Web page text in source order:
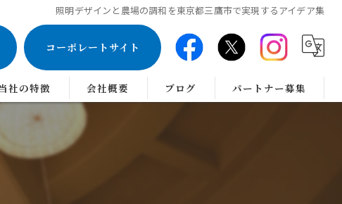
照明デザインと農場の調和を東京都三鷹市で実現するアイデア集
コーポレートサイト
社の特徴
神奈川のインテリアコーディネーター
会社概要 ブログ パートナー募集